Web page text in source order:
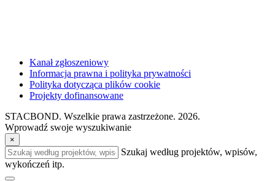
Kanał zgłoszeniowy
Informacja prawna i polityka prywatności
Polityka dotycząca plików cookie
Projekty dofinansowane
STACBOND. Wszelkie prawa zastrzeżone. 2026.
Wprowadź swoje wyszukiwanie
×
Szukaj według projektów, wpisów,
wykończeń itp.